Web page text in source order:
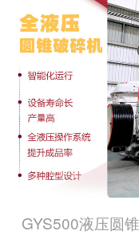
GYS500液压圆